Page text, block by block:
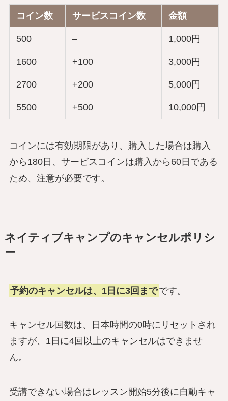
コイン数 サービスコイン数 金額
500 – 1,000円
1600 +100 3,000円
2700 +200 5,000円
5500 +500 10,000円
コインには有効期限があり、購入した場合は購入
から180日、サービスコインは購入から60日である
ため、注意が必要です。
ネイティブキャンプのキャンセルポリシ
ー
予約のキャンセルは、1日に3回までです。
キャンセル回数は、日本時間の0時にリセットされ
ますが、1日に4回以上のキャンセルはできませ
ん。
受講できない場合はレッスン開始5分後に自動キャ